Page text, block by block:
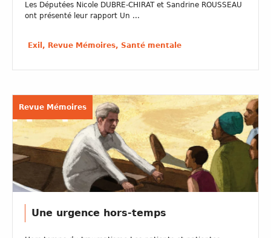
Les Députées Nicole DUBRE-CHIRAT et Sandrine ROUSSEAU
ont présenté leur rapport Un ...
Exil, Revue Mémoires, Santé mentale
Revue Mémoires
Une urgence hors-temps